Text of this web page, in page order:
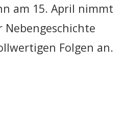
am 15. April nimmt
Nebengeschichte
Folgen an.